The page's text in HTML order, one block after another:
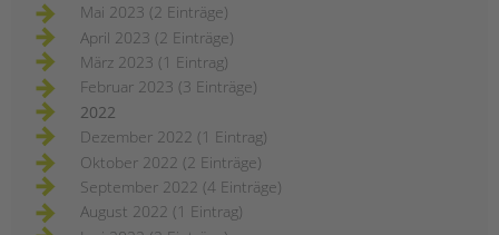
Mai 2023 (2 Einträge)
April 2023 (2 Einträge)
März 2023 (1 Eintrag)
Februar 2023 (3 Einträge)
2022
Dezember 2022 (1 Eintrag)
Oktober 2022 (2 Einträge)
September 2022 (4 Einträge)
August 2022 (1 Eintrag)